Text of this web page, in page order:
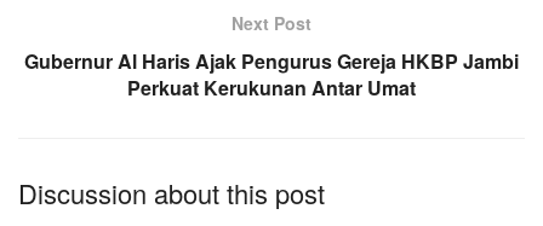
Next Post
Gubernur Al Haris Ajak Pengurus Gereja HKBP Jambi
Perkuat Kerukunan Antar Umat
Discussion about this post